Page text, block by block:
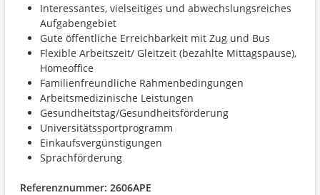
Interessantes, vielseitiges und abwechslungsreiches
Aufgabengebiet
Gute öffentliche Erreichbarkeit mit Zug und Bus
Flexible Arbeitszeit/ Gleitzeit (bezahlte Mittagspause),
Homeoffice
Familienfreundliche Rahmenbedingungen
Arbeitsmedizinische Leistungen
Gesundheitstag/Gesundheitsförderung
Universitätssportprogramm
Einkaufsvergünstigungen
Sprachförderung
Referenznummer: 2606APE